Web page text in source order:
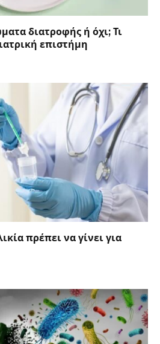
διατροφής ή όχι; Τι
επιστήμη
πρέπει να γίνει για